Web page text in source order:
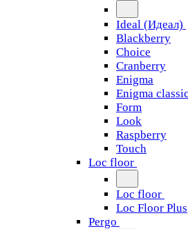
Ideal (Идеал)
Blackberry
Choice
Cranberry
Enigma
Enigma classic
Form
Look
Raspberry
Touch
Loc floor
Loc floor
Loc Floor Plus
Pergo